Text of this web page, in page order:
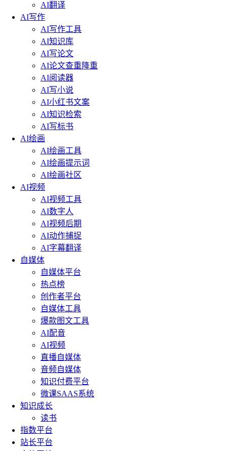
AI翻译
AI写作
AI写作工具
AI知识库
AI写论文
AI论文查重降重
AI阅读器
AI写小说
AI小红书文案
AI知识检索
AI写标书
AI绘画
AI绘画工具
AI绘画提示词
AI绘画社区
AI视频
AI视频工具
AI数字人
AI视频后期
AI动作捕捉
AI字幕翻译
自媒体
自媒体平台
热点榜
创作者平台
自媒体工具
爆款图文工具
AI配音
AI视频
直播自媒体
音频自媒体
知识付费平台
微课SAAS系统
知识成长
读书
指数平台
站长平台